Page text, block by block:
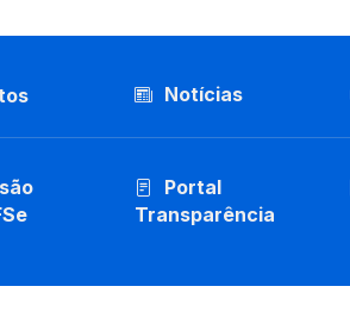
Notícias
Portal
Transparência